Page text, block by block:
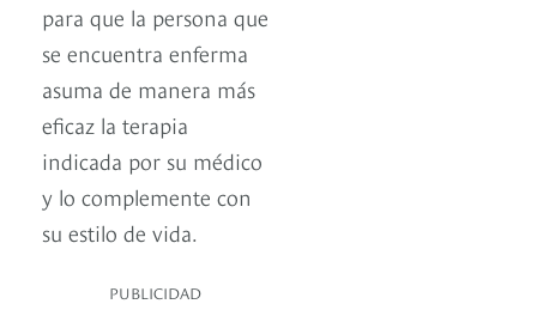
para que la persona que
se encuentra enferma
asuma de manera más
eficaz la terapia
indicada por su médico
y lo complemente con
su estilo de vida.
PUBLICIDAD